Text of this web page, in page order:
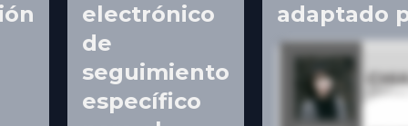
electrónico
de
seguimiento
específico
adaptado